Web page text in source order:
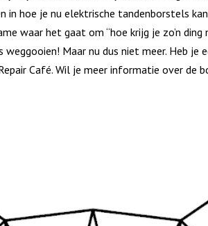
in hoe je nu elektrische tandenborstels
waar het gaat om “hoe krijg je zo’n ding
Maar nu dus niet meer. Heb je
Café. Wil je meer informatie over de